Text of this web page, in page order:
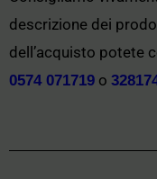
descrizione dei
dell’acquisto potete
0574 071719 o